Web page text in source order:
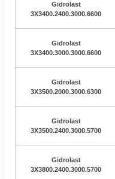
Gidrolast
3X3400.2400.3000.6600
Gidrolast
3X3400.3000.3000.6600
Gidrolast
3X3500.2000.3000.6300
Gidrolast
3X3500.2400.3000.5700
Gidrolast
3X3800.2400.3000.5700